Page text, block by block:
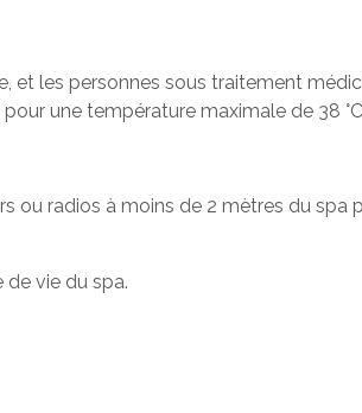
et les personnes sous traitement
une température maximale de 38
ou radios à moins de 2 mètres du spa
vie du spa.